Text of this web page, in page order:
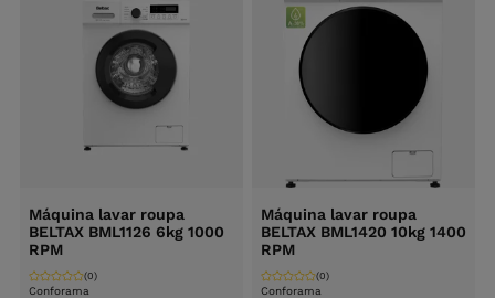
Máquina lavar roupa
BELTAX BML1126 6kg 1000
RPM
Conforama
(0)
Máquina lavar roupa
BELTAX BML1420 10kg 1400
RPM
Conforama
(0)